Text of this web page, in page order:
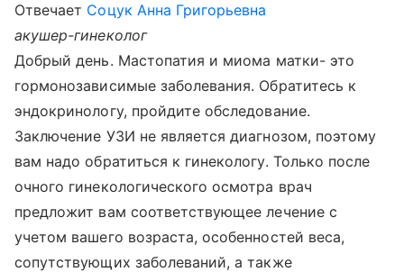
Отвечает Соцук Анна Григорьевна
акушер-гинеколог
Добрый день. Мастопатия и миома матки- это
гормонозависимые заболевания. Обратитесь к
эндокринологу, пройдите обследование.
Заключение УЗИ не является диагнозом, поэтому
вам надо обратиться к гинекологу. Только после
очного гинекологического осмотра врач
предложит вам соответствующее лечение с
учетом вашего возраста, особенностей веса,
сопутствующих заболеваний, а также